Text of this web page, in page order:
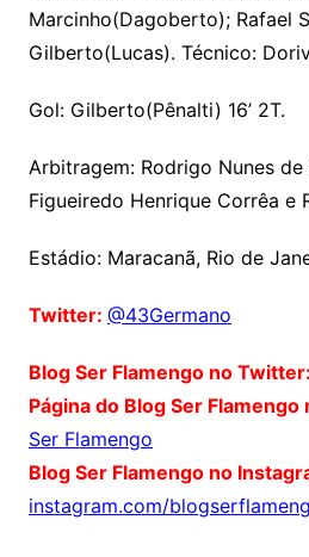
Marcinho(Dagoberto); Rafael
Gilberto(Lucas). Técnico:
Gol: Gilberto(Pênalti) 16’ 2T.
Arbitragem: Rodrigo Nunes de
Figueiredo Henrique Corrêa e
Estádio: Maracanã, Rio de
Twitter: @43Germano
Blog Ser Flamengo no Twitter:
Página do Blog Ser Flamengo
Ser Flamengo
Blog Ser Flamengo no
instagram.com/